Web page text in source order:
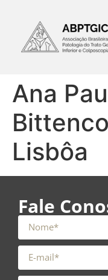
Ana
Lisbôa
Fale